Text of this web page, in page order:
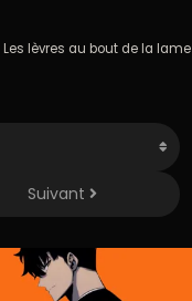
Les lèvres au bout de la lame
Suivant